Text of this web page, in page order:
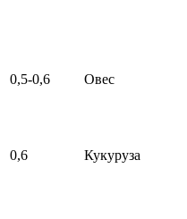
0,5-0,6 Овес
0,6 Кукуруза